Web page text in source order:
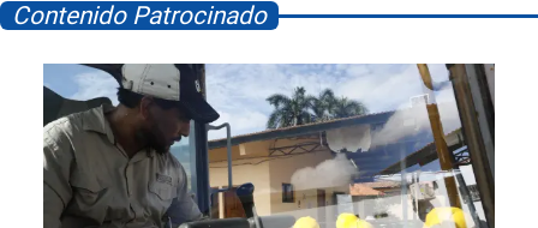
Contenido Patrocinado